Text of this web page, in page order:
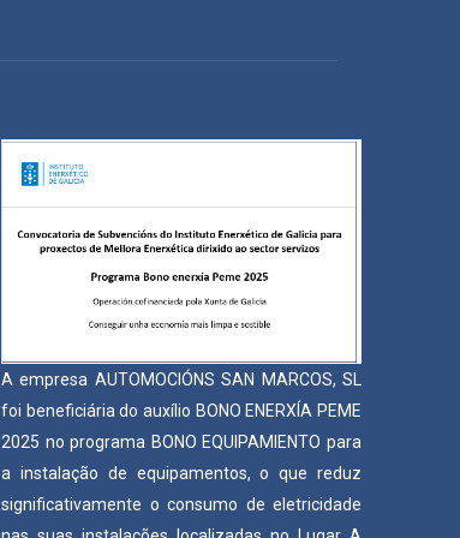
A empresa AUTOMOCIÓNS SAN MARCOS, SL
foi beneficiária do auxílio BONO ENERXÍA PEME
2025 no programa BONO EQUIPAMIENTO para
a instalação de equipamentos, o que reduz
significativamente o consumo de eletricidade